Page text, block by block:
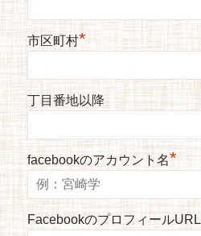
市区町村*
丁目番地以降
facebookのアカウント名*
FacebookのプロフィールURL